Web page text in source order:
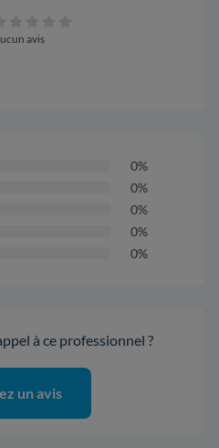
avis
0%
0%
0%
0%
0%
à ce professionnel ?
un avis